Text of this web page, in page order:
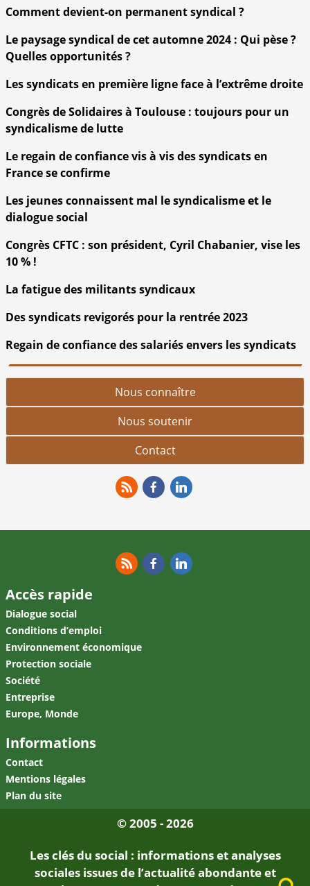
Comment devient-on permanent syndical ?
Le paysage syndical de cet automne 2024 : Qui pèse ?
Quelles opportunités ?
Les syndicats en première ligne face à l’extrême droite
Congrès de Solidaires à Toulouse : toujours pour un
syndicalisme de lutte
Le regain de confiance vis à vis des syndicats en
France se confirme
Les jeunes connaissent mal le syndicalisme et le
dialogue social
Congrès CFTC : son président, Cyril Chabanier, vise les
10 % !
La fatigue des militants syndicaux
Des syndicats revigorés pour la rentrée 2023
Regain de confiance des salariés envers les syndicats
Nous connaître
Nous soutenir
Contact
Accès rapide
Dialogue social
Conditions d’emploi
Environnement économique
Protection sociale
Société
Entreprise
Europe, Monde
Informations
Contact
Mentions légales
Plan du site
© 2005 - 2026
Les clés du social : informations et analyses
sociales issues de l’actualité abondante et